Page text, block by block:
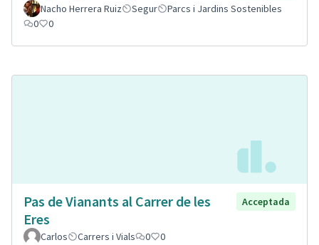
Nacho Herrera Ruiz
Segur
Parcs i Jardins Sostenibles
0
0
Pas de Vianants al Carrer de les
Eres
Acceptada
Carlos Carrers i Vials 0 0